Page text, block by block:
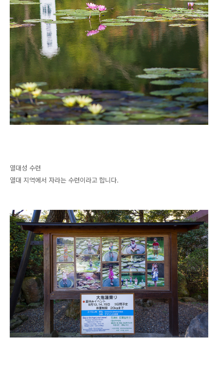
열대성 수련
열대 지역에서 자라는 수련이라고 합니다.